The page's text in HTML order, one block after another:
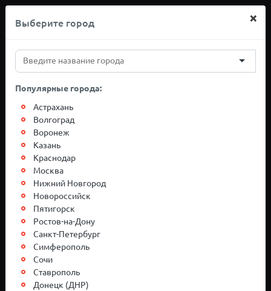
+7(812)767-20-27
Грузоперевозки
Санкт-Петербург-
Ноябрьск
Выберите город ×
Популярные города:
Астрахань
Волгоград
Воронеж
Казань
Краснодар
Москва
Нижний Новгород
Новороссийск
Пятигорск
Ростов-на-Дону
Санкт-Петербург
Симферополь
Сочи
Ставрополь
Донецк (ДНР)